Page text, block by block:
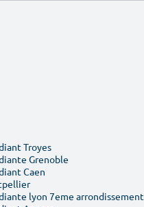
Troyes
Grenoble
Caen
lyon 7eme arrondissement